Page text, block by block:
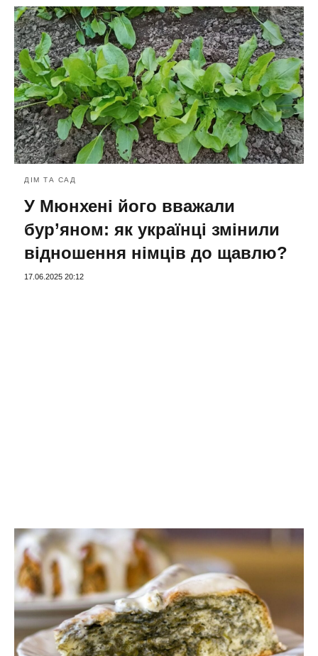
ДІМ ТА САД
У Мюнхені його вважали
бур’яном: як українці змінили
відношення німців до щавлю?
17.06.2025 20:12